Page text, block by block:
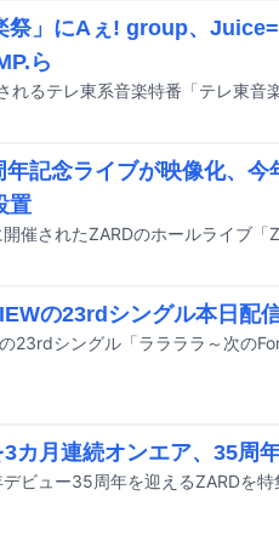
祭」にAぇ! group、
ら
記念ライブが映像化、
置
の23rdシングル本日配
23rdシングル「ララララ～次の
カ月連続オンエア、35周